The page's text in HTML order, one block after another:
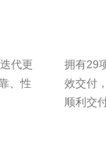
代更
、性
拥有29
效交付
顺利交付